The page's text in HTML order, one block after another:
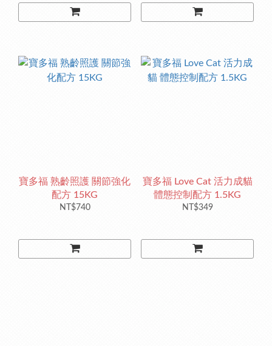
寶多福 熟齡照護 關節強化
配方 15KG
NT$740
寶多福 Love Cat 活力成貓
體態控制配方 1.5KG
NT$349